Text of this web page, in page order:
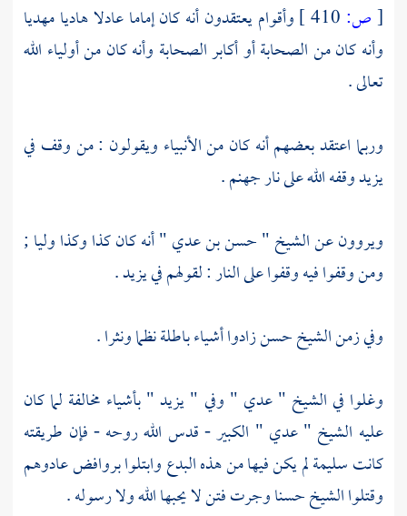
[ص:
وأقوام يعتقدون أنه كان إماما عادلا هاديا مهديا
وأنه كان منالصحابةأو أكابرالصحابة وأنه كان من أولياء الله
تعالى .
وربما اعتقد بعضهم أنه كان من الأنبياء ويقولون : من وقف في
يزيدوقفه الله على نار جهنم .
ويروون عن الشيخ" حسن بن عدي "أنه كان كذا وكذا وليا ;
ومن وقفوا فيه وقفوا على النار : لقولهم فييزيد.
وفي زمنالشيخ حسنزادوا أشياء باطلة نظما ونثرا .
وغلوا في الشيخ " عدي " وفي " يزيد "بأشياء مخالفة لما كان
عليه الشيخ " عدي " الكبير - قدس الله روحه - فإن طريقته
كانت سليمة لم يكن فيها من هذه البدع وابتلوابروافضعادوهم
وقتلواالشيخ حسناوجرت فتن لا يحبها الله ولا رسوله .